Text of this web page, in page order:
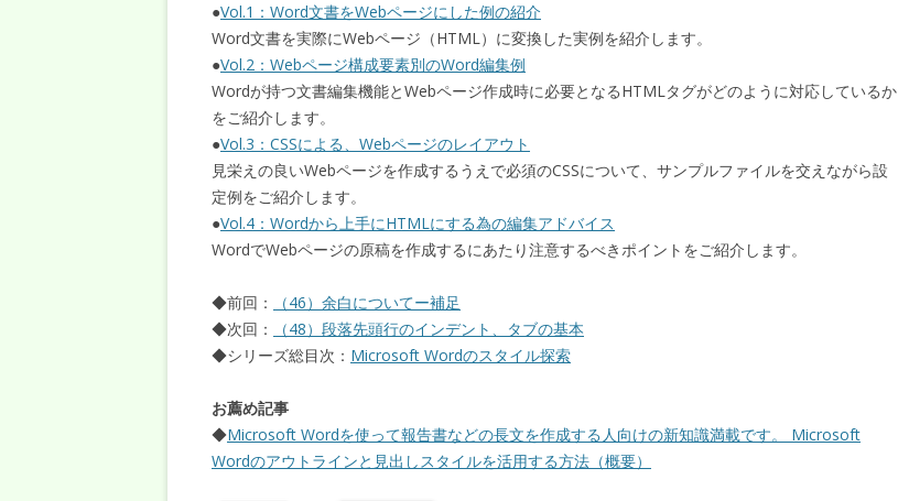
●Vol.1：Word文書をWebページにした例の紹介
Word文書を実際にWebページ（HTML）に変換した実例を紹介します。
●Vol.2：Webページ構成要素別のWord編集例
Wordが持つ文書編集機能とWebページ作成時に必要となるHTMLタグがどのように対応しているか
をご紹介します。
●Vol.3：CSSによる、Webページのレイアウト
見栄えの良いWebページを作成するうえで必須のCSSについて、サンプルファイルを交えながら設
定例をご紹介します。
●Vol.4：Wordから上手にHTMLにする為の編集アドバイス
WordでWebページの原稿を作成するにあたり注意するべきポイントをご紹介します。
◆前回：
（46）余白についてー補足
◆次回：
（48）段落先頭行のインデント、タブの基本
◆シリーズ総目次： Microsoft Wordのスタイル探索
お薦め記事
◆Microsoft Wordを使って報告書などの長文を作成する人向けの新知識満載です。 Microsoft
Wordのアウトラインと見出しスタイルを活用する方法（概要）